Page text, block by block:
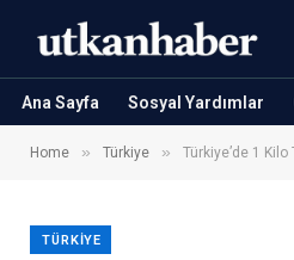
Ana Sayfa Sosyal Yardımlar
Home » Türkiye » Türkiye’de 1 Kilo Tereyağı
TÜRKIYE